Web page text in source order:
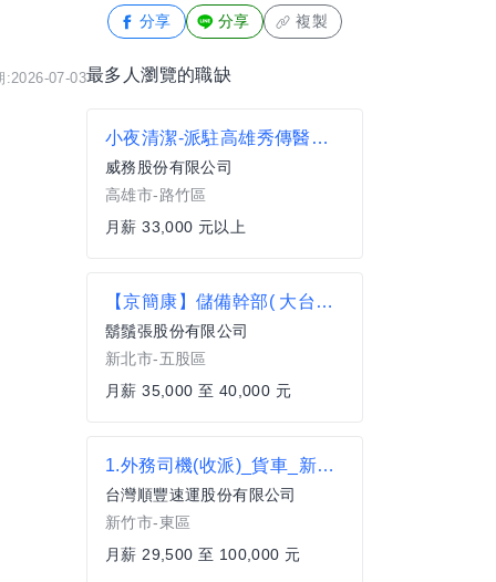
:2026-07-03
分享 分享 複製
最多人瀏覽的職缺
小夜清潔-派駐高雄秀傳醫院(路竹區)
威務股份有限公司
高雄市-路竹區
月薪 33,000 元以上
【京簡康】儲備幹部( 大台北地區)(擴大招募中)
鬍鬚張股份有限公司
新北市-五股區
月薪 35,000 至 40,000 元
1.外務司機(收派)_貨車_新竹東區
台灣順豐速運股份有限公司
新竹市-東區
月薪 29,500 至 100,000 元